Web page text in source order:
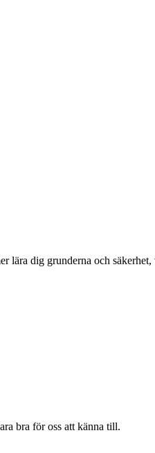
dig grunderna och
bra för oss att känna till.